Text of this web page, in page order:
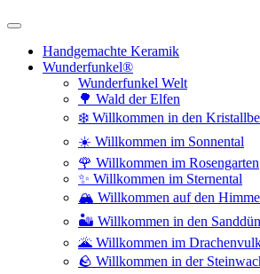
Handgemachte Keramik
Wunderfunkel®
Wunderfunkel Welt
🌳 Wald der Elfen
❄️ Willkommen in den
☀️ Willkommen im Sonnental
🌹 Willkommen im Rosengarten
✨ Willkommen im Sternental
🏔️ Willkommen auf den
🏜️ Willkommen in den
🌋 Willkommen im
🪨 Willkommen in der